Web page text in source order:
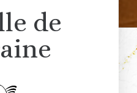
de